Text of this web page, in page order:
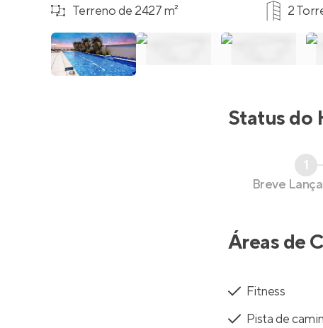
Terreno de 2427 m² 2
Status do
1
Breve
Áreas de
Fitness
Pista de